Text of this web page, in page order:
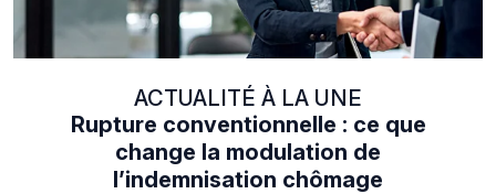
ACTUALITÉ À LA UNE
Rupture conventionnelle : ce que
change la modulation de
l’indemnisation chômage